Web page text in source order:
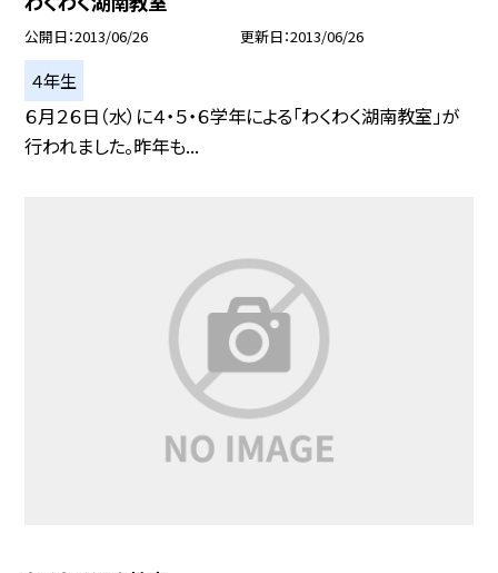
公開日 2013/06/26 更新日 2013/06/26
４年生
６月２６日（水）に４・５・６学年による「わくわく湖南教室」が
行われました。昨年も...